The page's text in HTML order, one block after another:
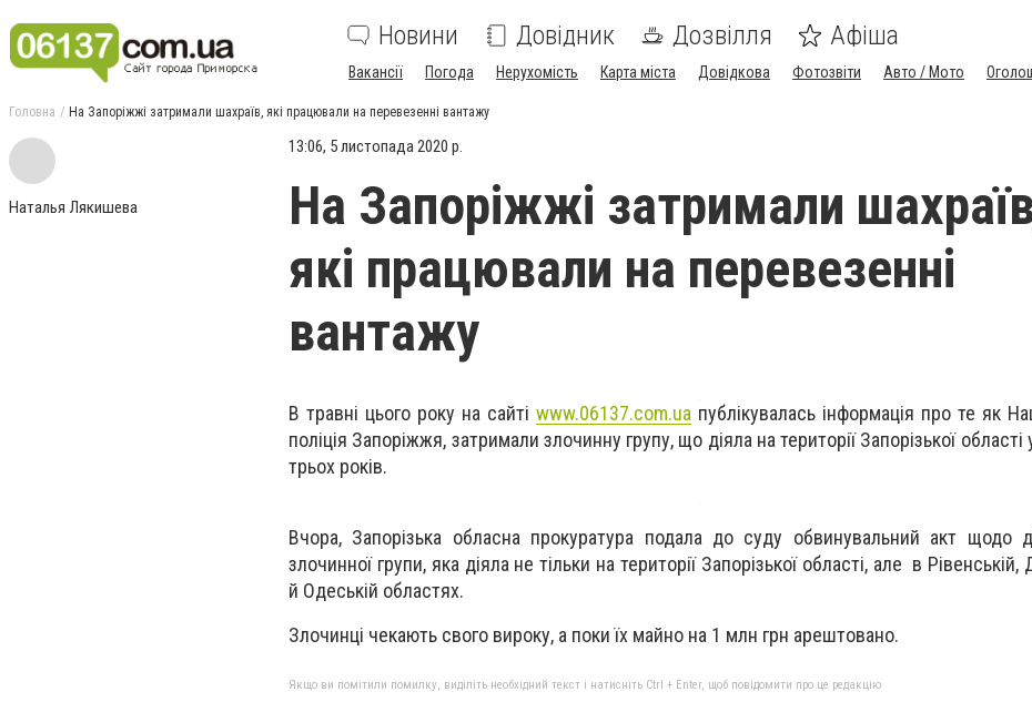
Новини Довідник Дозвілля Афіша
Вакансії Погода Нерухомість Карта міста Довідкова Фотозвіти Авто / Мото
Головна На Запоріжжі затримали шахраїв, які працювали на перевезенні вантажу
Наталья Лякишева
13:06, 5 листопада 2020 р.
На Запоріжжі затримали
які працювали на перевезенні
вантажу
В травні цього року на сайті www.06137.com.ua публікувалась інформація про те як
поліція Запоріжжя, затримали злочинну групу, що діяла на території Запорізької
трьох років.
Вчора, Запорізька обласна прокуратура подала до суду обвинувальний акт щодо
злочинної групи, яка діяла не тільки на території Запорізької області, але в Рівенській,
й Одеській областях.
Злочинці чекають свого вироку, а поки їх майно на 1 млн грн арештовано.
Якщо ви помітили помилку, виділіть необхідний текст і натисніть Ctrl + Enter, щоб повідомити про це редакцію